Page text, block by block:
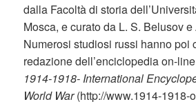
dalla Facoltà di storia
Mosca, e curato da L. S. Belusov
Numerosi studiosi russi hanno poi
redazione dell’enciclopedia on-
1914-1918- International
World War(http://www.1914-1918-